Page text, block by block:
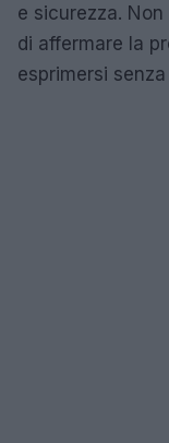
e sicurezza.
di affermare la
esprimersi